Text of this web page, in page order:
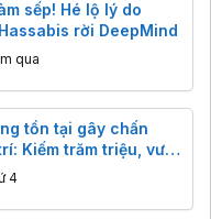
sếp! Hé lộ lý do
rời DeepMind
qua
tồn tại gây chấn
Kiếm trăm triệu, vượt
4